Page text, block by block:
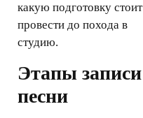
какую подготовку стоит
провести до похода в
студию.
Этапы записи
песни